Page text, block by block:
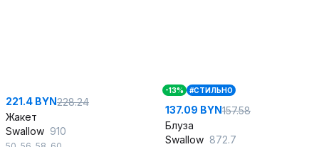
221.4 BYN228.24
Жакет
Swallow 910
-13% #СТИЛЬНО
137.09 BYN157.58
Блуза
Swallow 872.7